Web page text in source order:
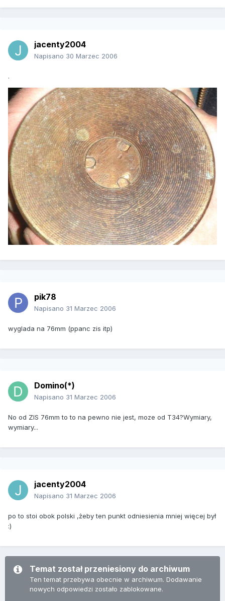
jacenty2004
Napisano 30 Marzec 2006
.
pik78
Napisano 31 Marzec 2006
wyglada na 76mm (ppanc zis itp)
Domino(*)
Napisano 31 Marzec 2006
No od ZIS 76mm to to na pewno nie jest, moze od T34?Wymiary,
wymiary...
jacenty2004
Napisano 31 Marzec 2006
po to stoi obok polski ,żeby ten punkt odniesienia mniej więcej był
:)
Temat został przeniesiony do archiwum
Ten temat przebywa obecnie w archiwum. Dodawanie
nowych odpowiedzi zostało zablokowane.